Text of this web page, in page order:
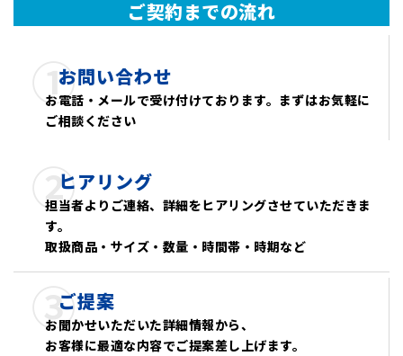
ご契約までの流れ
①
お問い合わせ
お電話・メールで受け付けております。まずはお気軽に
ご相談ください
②ヒアリング
担当者よりご連絡、詳細をヒアリングさせていただきま
す。
取扱商品・サイズ・数量・時間帯・時期など
③ご提案
お聞かせいただいた詳細情報から、
お客様に最適な内容でご提案差し上げます。